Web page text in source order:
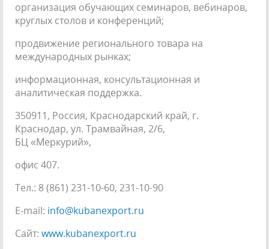
организация обучающих семинаров, вебинаров,
круглых столов и конференций;
продвижение регионального товара на
международных рынках;
информационная, консультационная и
аналитическая поддержка.
350911, Россия, Краснодарский край, г.
Краснодар, ул. Трамвайная, 2/6,
БЦ «Меркурий»,
офис 407.
Тел.: 8 (861) 231-10-60, 231-10-90
E-mail: info@kubanexport.ru
Сайт: www.kubanexport.ru